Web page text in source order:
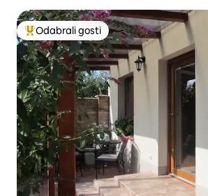
Među najviše rangiranima s oznakom
Odabrali gosti